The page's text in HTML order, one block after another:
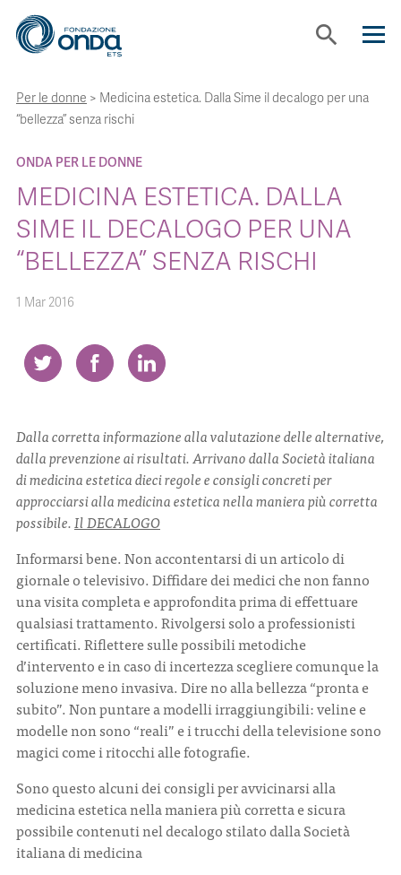
search
CHI SIAMO
CON CHI LAVORIAMO
STRUMENTI
CONTATTI
ITA ENG
Per le donne > Medicina estetica. Dalla Sime il decalogo per una
“bellezza” senza rischi
ONDA PER LE DONNE
MEDICINA ESTETICA. DALLA
SIME IL DECALOGO PER UNA
“BELLEZZA” SENZA RISCHI
1 Mar 2016
Dalla corretta informazione alla valutazione delle alternative,
dalla prevenzione ai risultati. Arrivano dalla Società italiana
di medicina estetica dieci regole e consigli concreti per
approcciarsi alla medicina estetica nella maniera più corretta
possibile.Il DECALOGO
Informarsi bene. Non accontentarsi di un articolo di
giornale o televisivo. Diffidare dei medici che non fanno
una visita completa e approfondita prima di effettuare
qualsiasi trattamento. Rivolgersi solo a professionisti
certificati. Riflettere sulle possibili metodiche
d’intervento e in caso di incertezza scegliere comunque la
soluzione meno invasiva. Dire no alla bellezza “pronta e
subito”. Non puntare a modelli irraggiungibili: veline e
modelle non sono “reali” e i trucchi della televisione sono
magici come i ritocchi alle fotografie.
Sono questo alcuni dei consigli per avvicinarsi alla
medicina estetica nella maniera più corretta e sicura
possibile contenuti nel decalogo stilato dalla Società
italiana di medicina